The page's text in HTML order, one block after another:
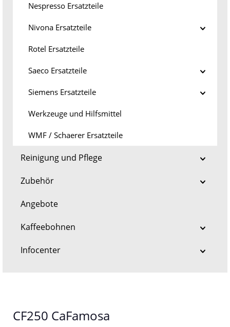
Nespresso Ersatzteile
Nivona Ersatzteile
Rotel Ersatzteile
Saeco Ersatzteile
Siemens Ersatzteile
Werkzeuge und Hilfsmittel
WMF / Schaerer Ersatzteile
Reinigung und Pflege
Zubehör
Angebote
Kaffeebohnen
Infocenter
CF250 CaFamosa